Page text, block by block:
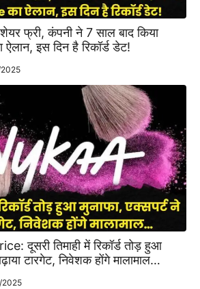
फ्री, कंपनी ने 7 साल बाद किया
इस दिन है रिकॉर्ड डेट!
दूसरी तिमाही में रिकॉर्ड तोड़ हुआ
टारगेट, निवेशक होंगे मालामाल…
2025